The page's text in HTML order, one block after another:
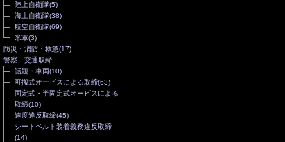
陸上自衛隊(5)
海上自衛隊(38)
航空自衛隊(69)
米軍(3)
防災・消防・救急(17)
警察・交通取締
話題・車両(10)
可搬式オービスによる取締(63)
固定式・半固定式オービスによる
取締(10)
速度違反取締(45)
シートベルト装着義務違反取締
(14)